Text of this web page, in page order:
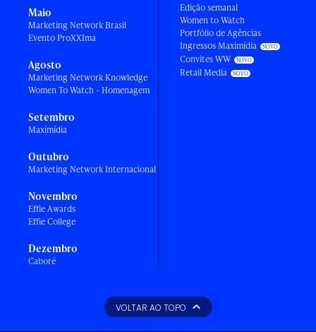
Maio
Marketing Network Brasil
Evento ProXXIma
Agosto
Marketing Network Knowledge
Women To Watch - Homenagem
Setembro
Maximídia
Outubro
Marketing Network Internacional
Novembro
Effie Awards
Effie College
Dezembro
Caboré
Edição semanal
Women to Watch
Portfólio de Agências
Ingressos Maximídia
Convites WW
Retail Media
VOLTAR AO TOPO